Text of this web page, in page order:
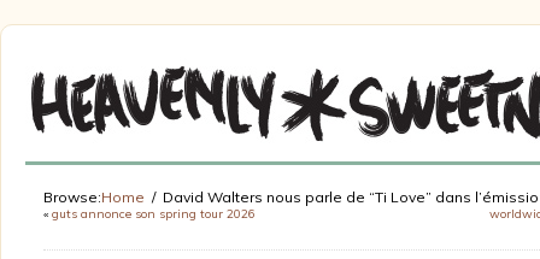
Browse:Home David Walters nous parle de “Ti Love” dans
« guts annonce son spring tour 2026